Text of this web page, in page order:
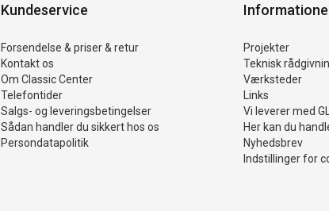
Kundeservice
Forsendelse & priser & retur
Kontakt os
Om Classic Center
Telefontider
Salgs- og leveringsbetingelser
Sådan handler du sikkert hos os
Persondatapolitik
Projekter
Teknisk
Værksteder
Links
Vi leverer med
Her kan du
Nyhedsbrev
Indstillinger for